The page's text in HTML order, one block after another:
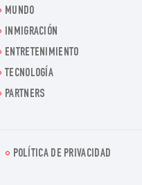
MUNDO
INMIGRACIÓN
ENTRETENIMIENTO
TECNOLOGÍA
PARTNERS
POLÍTICA DE PRIVACIDAD